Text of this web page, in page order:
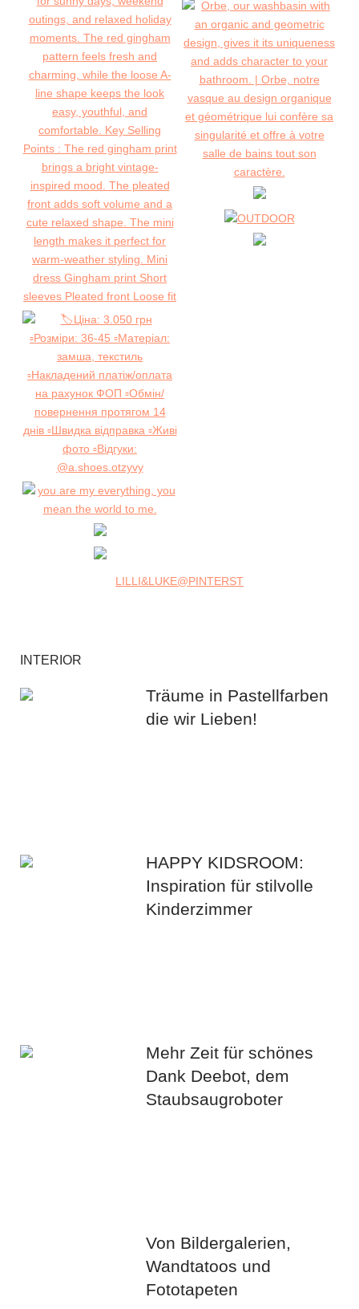
LILLI&LUKE@PINTERST
INTERIOR
Träume in Pastellfarben
die wir Lieben!
HAPPY KIDSROOM:
Inspiration für stilvolle
Kinderzimmer
Mehr Zeit für schönes
Dank Deebot, dem
Staubsaugroboter
Von Bildergalerien,
Wandtatoos und
Fototapeten